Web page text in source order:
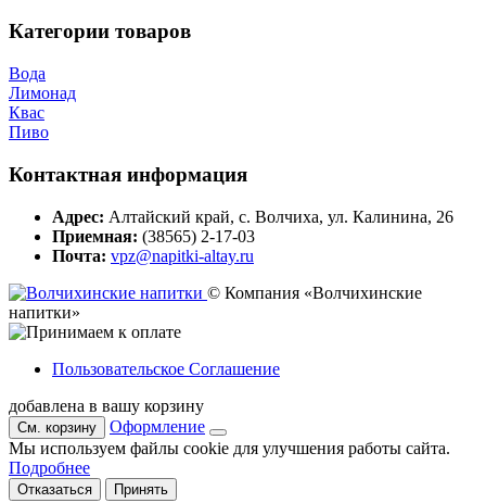
Категории товаров
Вода
Лимонад
Квас
Пиво
Контактная информация
Адрес: Алтайский край, с. Волчиха, ул. Калинина, 26
Приемная: (38565) 2-17-03
Почта: vpz@napitki-altay.ru
© Компания «Волчихинские
напитки»
Пользовательское Соглашение
добавлена в вашу корзину
См. корзину
Оформление
Мы используем файлы cookie для улучшения работы сайта.
Подробнее
Отказаться Принять